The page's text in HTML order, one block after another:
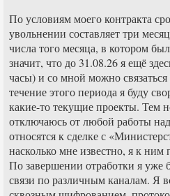
По условиям моего контракта
увольнении составляет три
числа того месяца, в котором
значит, что до 31.08.26 я ещё
часы) и со мной можно
течение этого периода я буду
какие-то текущие проекты. Тем
отключаюсь от любой работы
относятся к сделке с
насколько мне известно, я к
По завершении отработки я уже
связи по различным каналам. Я